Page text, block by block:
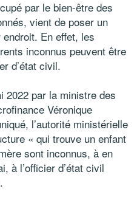
par le bien-être des
vient de poser un
En effet, les
inconnus peuvent être
d’état civil.
2022 par la ministre des
Véronique
l’autorité ministérielle
« qui trouve un enfant
sont inconnus, à en
à l’officier d’état civil